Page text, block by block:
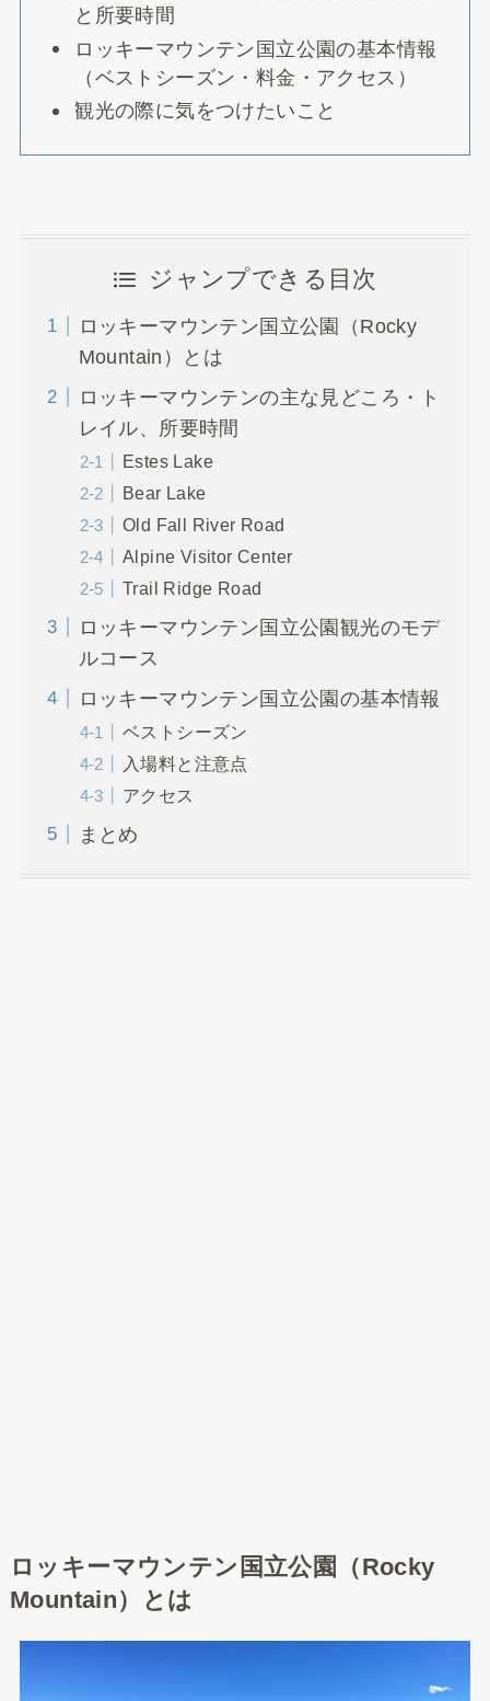
と所要時間
ロッキーマウンテン国立公園の基本情報
（ベストシーズン・料金・アクセス）
観光の際に気をつけたいこと
ジャンプできる目次
ロッキーマウンテン国立公園（Rocky
Mountain）とは
ロッキーマウンテンの主な見どころ・ト
レイル、所要時間
Estes Lake
Bear Lake
Old Fall River Road
Alpine Visitor Center
Trail Ridge Road
ロッキーマウンテン国立公園観光のモデ
ルコース
ロッキーマウンテン国立公園の基本情報
ベストシーズン
入場料と注意点
アクセス
まとめ
ロッキーマウンテン国立公園（Rocky
Mountain）とは